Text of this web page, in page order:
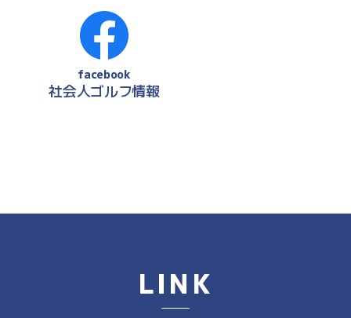
facebook
社会人ゴルフ情報
LINK